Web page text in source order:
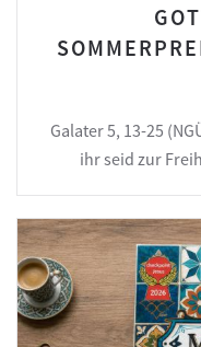
Galater 5, 13-25
ihr seid zur